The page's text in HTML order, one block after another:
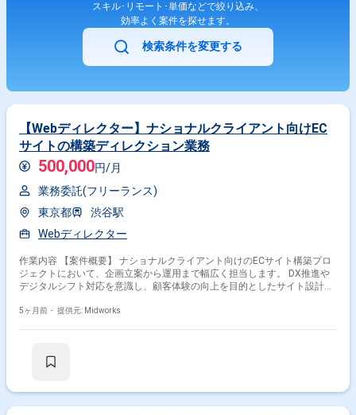
スキル･リモート･単価などで絞り込み、
効率よく案件を探せます。
検索条件を変更する
【Webディレクター】ナショナルクライアント向けEC
サイトの構築ディレクション業務
500,000円/月
業務委託(フリーランス)
東京都
渋谷駅
Webディレクター
作業内容 【案件概要】 ナショナルクライアント向けのECサイト構築プロ
ジェクトにおいて、企画立案から運用まで幅広く担当します。 DX推進や
デジタルシフト対応を意識し、顧客体験の向上を目的としたサイト設計・
管理、デザインディレクション、クライアント折衝まで一貫して関与しま
ジェクトの進行管理とタスク管理 ・デザインディレクションおよび制作会
5ヶ月前・ 提供元: Midworks